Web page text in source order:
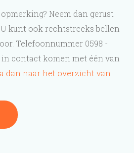
Neem dan gerust
kunt ook rechtstreeks bellen
Telefoonnummer 0598 -
in contact komen met één van
dan naar het overzicht van